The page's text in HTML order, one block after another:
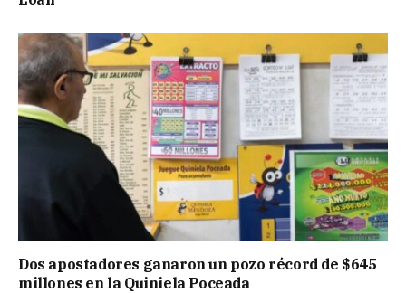
Dos apostadores ganaron un pozo récord de $645
millones en la Quiniela Poceada